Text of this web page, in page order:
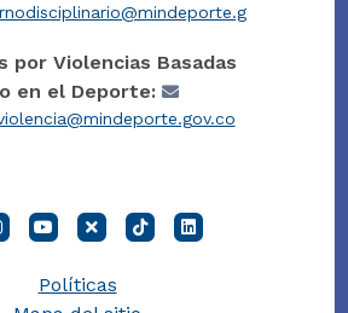
por Violencias Basadas
en el Deporte:
Políticas